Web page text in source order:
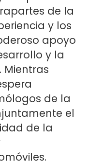
de la
y los
apoyo
y la
de la
el
de la